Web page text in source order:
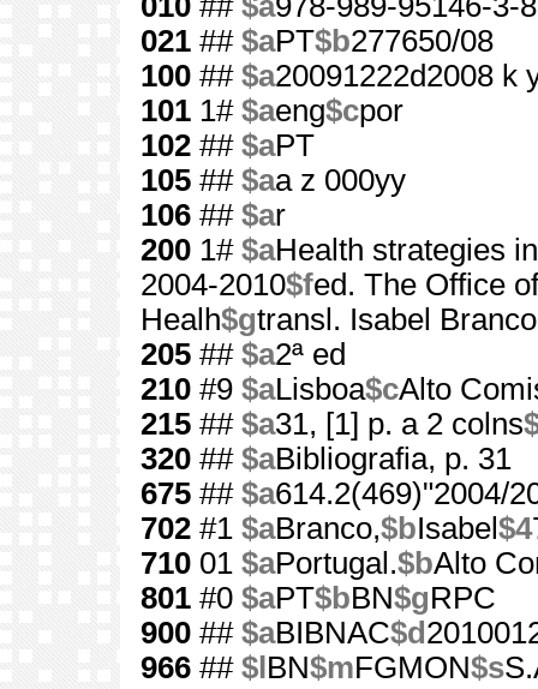
021 ## $aPT$b277650/08
100 ## $a20091222d2008 k
101 1# $aeng$cpor
102 ## $aPT
105 ## $aa z 000yy
106 ## $ar
200 1# $aHealth strategies
2004-2010$fed. The Office
Healh$gtransl. Isabel Branco
205 ## $a2ª ed
210 #9 $aLisboa$cAlto
215 ## $a31, [1] p. a 2 colns
320 ## $aBibliografia, p. 31
675 ## $a614.2(469)"2004/
702 #1 $aBranco,$bIsabel $4
710 01 $aPortugal.$bAlto
801 #0 $aPT$bBN$gRPC
900 ## $aBIBNAC$d
966 ## $l BN$mFGMON$s